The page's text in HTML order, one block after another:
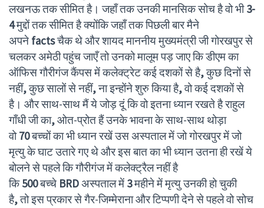
लखनऊ तक सीमित है। जहाँ तक उनकी मानसिक सोच है वो भी3-
4मुद्दों तक सीमित है क्योंकि जहाँ तक पिछली बार मैने
अपने factsचैक थे और शायद माननीय मुख्यमंत्री जी गोरखपुर से
चलकर अमेठी पहुंच जाएँ तो उनको मालूम पड़ जाए कि डीएम का
ऑफिस गौरीगंज कैंपस में कलेक्ट्रेट कई दशकों से है,कुछ दिनों से
नहीं,कुछ सालों से नहीं,ना इन्होंने शुरु किया है,वो कई दशकों से
है। और साथ-साथ मैं ये जोड़ दूं कि वो इतना ध्यान रखते है राहुल
गाँधी जी का,ओत-प्रोत हैं उनके भावना के साथ-साथ थोड़ा
वो70बच्चों का भी ध्यान रखें उस अस्पताल में जो गोरखपुर में जो
मृत्यु के घाट उतारे गए थे और इस बात का भी ध्यान उतना ही रखें ये
बोलने से पहले कि गौरीगंज में कलेक्ट्रैल नहीं है
कि500बच्चे BRDअस्पताल में 3महीने में मृत्यु उनकी हो चुकी
है,तो इस प्रकार से गैर-जिम्मेराना और टिप्पणी देने से पहले वो सोच